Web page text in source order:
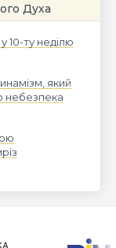
Духа
10-ту неділю
який
небезпека